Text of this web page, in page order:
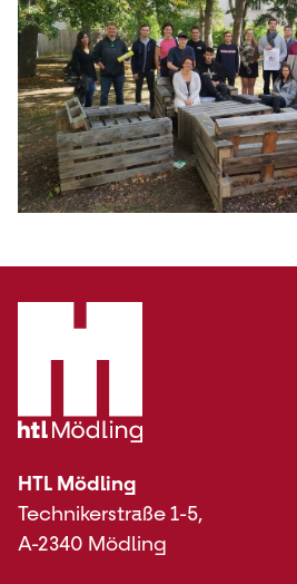
HTL Mödling
Technikerstraße 1-5,
A-2340 Mödling